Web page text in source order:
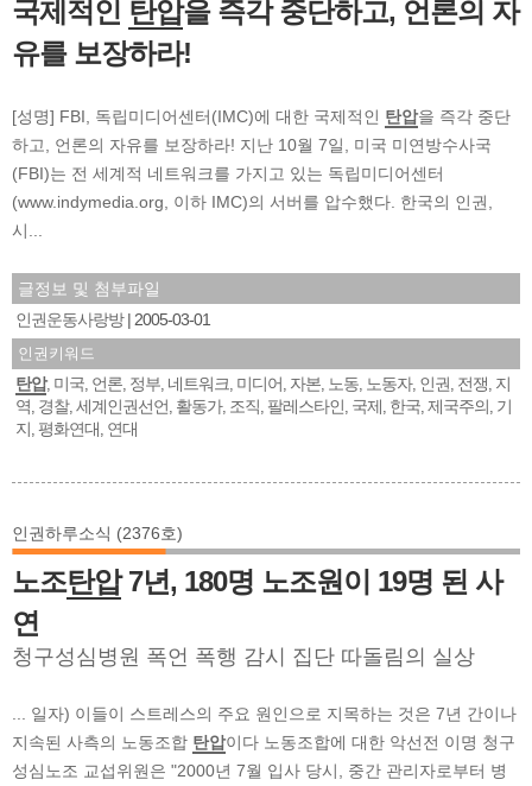
국제적인 탄압을 즉각 중단하고, 언론의 자
유를 보장하라!
[성명] FBI, 독립미디어센터(IMC)에 대한 국제적인 탄압을 즉각 중단
하고, 언론의 자유를 보장하라! 지난 10월 7일, 미국 미연방수사국
(FBI)는 전 세계적 네트워크를 가지고 있는 독립미디어센터
(www.indymedia.org, 이하 IMC)의 서버를 압수했다. 한국의 인권,
시...
글정보 및 첨부파일
인권운동사랑방
2005-03-01
인권키워드
탄압, 미국 언론 정부 네트워크 미디어 자본 노동 노동자, 인권 전쟁 지
역 경찰, 세계인권선언 활동가, 조직 팔레스타인 국제 한국 제국주의 기
지 평화연대 연대
인권하루소식 (2376호)
노조탄압7년, 180명 노조원이 19명 된 사
연
청구성심병원 폭언 폭행 감시 집단 따돌림의 실상
... 일자) 이들이 스트레스의 주요 원인으로 지목하는 것은 7년 간이나
지속된 사측의 노동조합 탄압이다 노동조합에 대한 악선전 이명 청구
성심노조 교섭위원은 "2000년 7월 입사 당시, 중간 관리자로부터 병